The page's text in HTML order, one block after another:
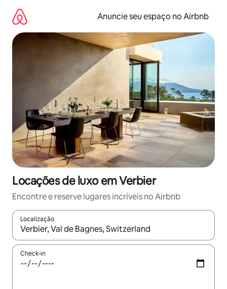
para
conteúdo
Anuncie seu espaço no Airbnb
Locações de luxo em Verbier
Encontre e reserve lugares incríveis no Airbnb
Localização
Quando os resultados estiverem disponíveis, explore-os
Check-in